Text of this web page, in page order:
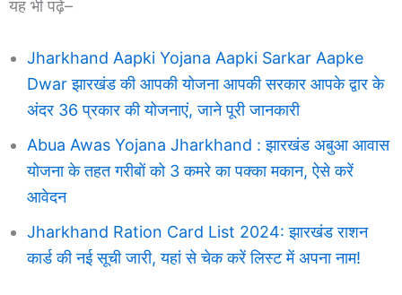
यह भी पढ़ें–
Jharkhand Aapki Yojana Aapki Sarkar Aapke
Dwar झारखंड की आपकी योजना आपकी सरकार आपके द्वार के
अंदर 36 प्रकार की योजनाएं, जाने पूरी जानकारी
Abua Awas Yojana Jharkhand : झारखंड अबुआ आवास
योजना के तहत गरीबों को 3 कमरे का पक्का मकान, ऐसे करें
आवेदन
Jharkhand Ration Card List 2024: झारखंड राशन
कार्ड की नई सूची जारी, यहां से चेक करें लिस्ट में अपना नाम!